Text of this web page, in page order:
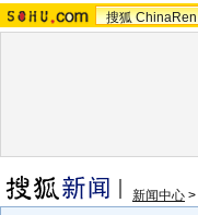
搜狐 ChinaRen
新闻中心 >